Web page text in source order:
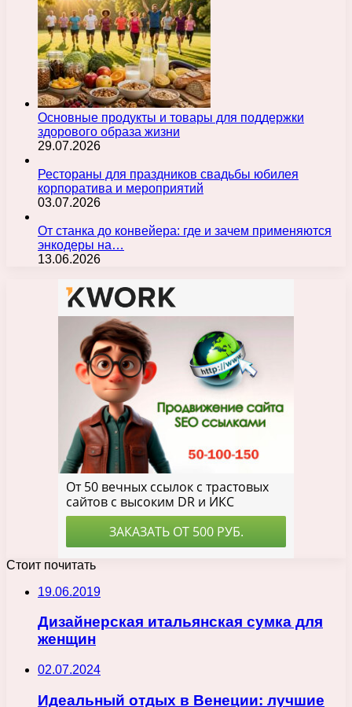
Основные продукты и товары для поддержки
здорового образа жизни
29.07.2026
Рестораны для праздников свадьбы юбилея
корпоратива и мероприятий
03.07.2026
От станка до конвейера: где и зачем применяются
энкодеры на…
13.06.2026
Стоит почитать
19.06.2019
Дизайнерская итальянская сумка для
женщин
02.07.2024
Идеальный отдых в Венеции: лучшие